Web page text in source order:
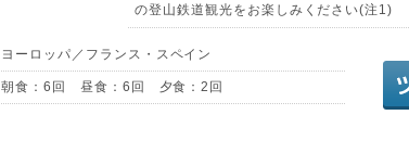
の登山鉄道観光をお楽しみください(注1)
ヨーロッパ／フランス・スペイン
朝食：6回 昼食：6回 夕食：2回